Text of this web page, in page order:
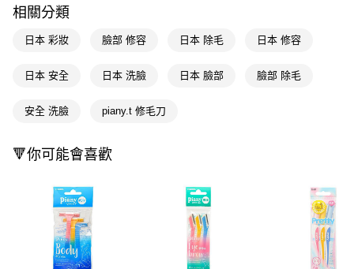
Google Pay
AFTEE先享後付
【關於「AFTEE先享後付」】
便利好安心！
１．簡單：不需註冊會員、不需綁卡、不需儲值。
３．安心：先確認商品／服務後，再付款。
１．於結帳方式選擇「AFTEE先享後付」後，將跳轉至「AFTEE先享後付」
結帳頁面，進行簡訊認證並確認金額後，即可完成結帳。
２．訂單成立數日內，您將收到繳費通知簡訊。
３．收到繳費通知簡訊後14天內，點擊此簡訊中的連結，可透過四大超商／
ATM／網路銀行／等多元方式進行付款，方視為交易完成。
※ 請注意：結帳手續完成當下不需立刻繳費，但若您需要取消訂單，請聯絡
全家取貨付款
付款後全家取貨
每筆NT$65，滿NT$390(含以上)免運費
萊爾富取貨付款
相關分類
日本 彩妝 臉部 修容 日本 除毛 日本 修容
日本 安全 日本 洗臉 日本 臉部 臉部 除毛
安全 洗臉 piany.t 修毛刀
🔻你可能會喜歡